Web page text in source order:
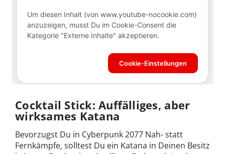
Cocktail Stick: Auffälliges, aber
wirksames Katana
Bevorzugst Du in Cyberpunk 2077 Nah- statt
Fernkämpfe, solltest Du ein Katana in Deinen Besitz